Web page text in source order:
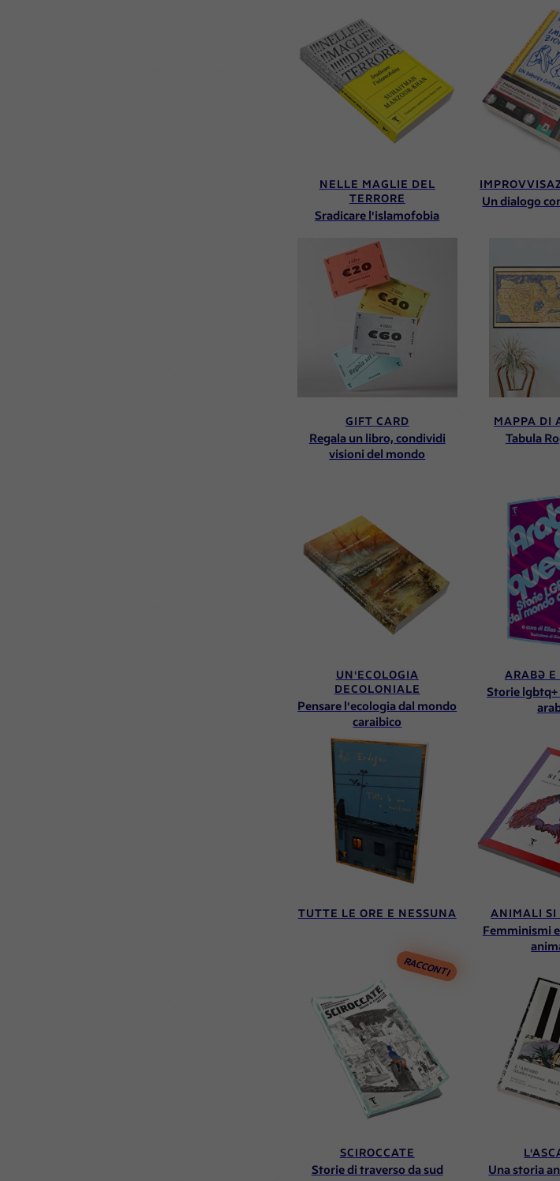
NELLE MAGLIE DEL
TERRORE
Sradicare l'islamofobia
Un dialogo
GIFT CARD
Regala un libro, condividi
visioni del mondo
MAPPA DI
Tabula
UN'ECOLOGIA
DECOLONIALE
Pensare l'ecologia dal mondo
caraibico
ARABƏ E
Storie
TUTTE LE ORE E NESSUNA ANIMALI SI
Femminismi
RACCONTI
SCIROCCATE
Storie di traverso da sud Una storia